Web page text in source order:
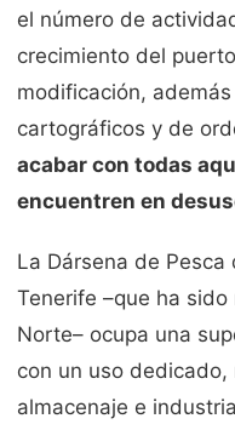
el número de
crecimiento del
modificación,
cartográficos y de
acabar con todas
encuentren en
La Dársena de
Tenerife –que ha
Norte– ocupa una
con un uso
almacenaje e